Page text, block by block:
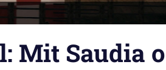
Mit Saudia